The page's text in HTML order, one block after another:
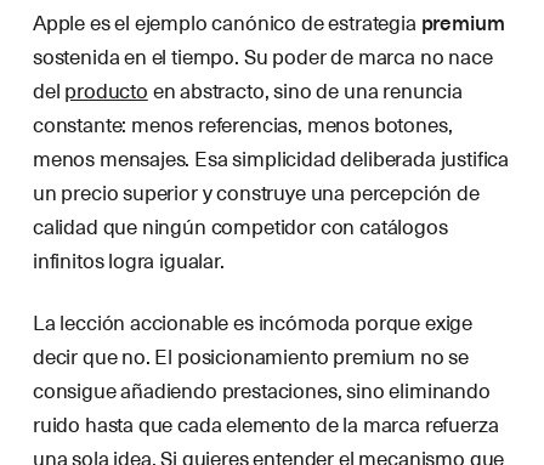
Apple es el ejemplo canónico de estrategia premium
sostenida en el tiempo. Su poder de marca no nace
delproductoen abstracto, sino de una renuncia
constante: menos referencias, menos botones,
menos mensajes. Esa simplicidad deliberada justifica
un precio superior y construye una percepción de
calidad que ningún competidor con catálogos
infinitos logra igualar.
La lección accionable es incómoda porque exige
decir que no. El posicionamiento premium no se
consigue añadiendo prestaciones, sino eliminando
ruido hasta que cada elemento de la marca refuerza
una sola idea. Si quieres entender el mecanismo que